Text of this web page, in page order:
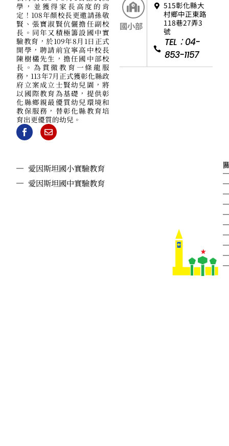
學，並獲得家長高度的肯
定！108年顏校長更邀請孫敬
賢、張寶淑賢伉儷擔任副校
長。同年又積極籌設國中實
驗教育，於109年8月1日正式
開學，聘請前宜寧高中校長
陳樹欉先生，擔任國中部校
長。為貫徹教育一條龍服
務，113年7月正式獲彰化縣政
府立案成立士賢幼兒園，將
以國際教育為基礎，提供彰
化縣鄉親最優質幼兒環境和
教保服務，替彰化縣教育培
育出更優質的幼兒。
國小部
515彰化縣大
村鄉中正東路
118巷27弄3
號
TEL：04-
853-1157
愛因斯坦國小實驗教育
愛因斯坦國中實驗教育